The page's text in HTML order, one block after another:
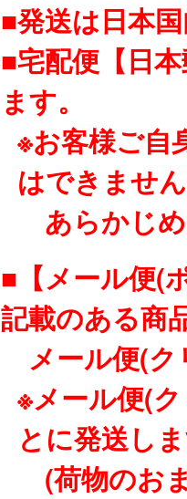
■発送は日本
■宅配便【日
ます。
※お客様ご自
はできませ
あらかじ
■【メール便(
記載のある商
メール便(ク
※メール便(
とに発送し
(荷物のお